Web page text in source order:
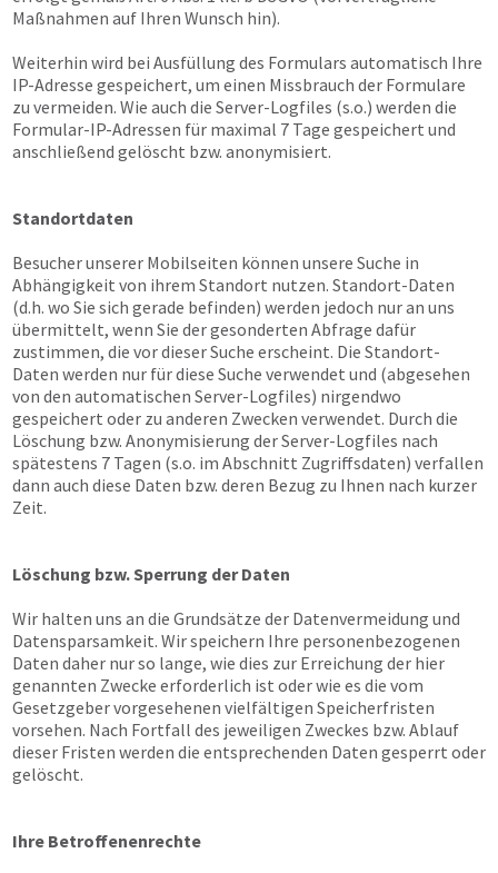
Maßnahmen auf Ihren Wunsch hin).
Weiterhin wird bei Ausfüllung des Formulars automatisch Ihre
IP-Adresse gespeichert, um einen Missbrauch der Formulare
zu vermeiden. Wie auch die Server-Logfiles (s.o.) werden die
Formular-IP-Adressen für maximal 7 Tage gespeichert und
anschließend gelöscht bzw. anonymisiert.
Standortdaten
Besucher unserer Mobilseiten können unsere Suche in
Abhängigkeit von ihrem Standort nutzen. Standort-Daten
(d.h. wo Sie sich gerade befinden) werden jedoch nur an uns
übermittelt, wenn Sie der gesonderten Abfrage dafür
zustimmen, die vor dieser Suche erscheint. Die Standort-
Daten werden nur für diese Suche verwendet und (abgesehen
von den automatischen Server-Logfiles) nirgendwo
gespeichert oder zu anderen Zwecken verwendet. Durch die
Löschung bzw. Anonymisierung der Server-Logfiles nach
spätestens 7 Tagen (s.o. im Abschnitt Zugriffsdaten) verfallen
dann auch diese Daten bzw. deren Bezug zu Ihnen nach kurzer
Zeit.
Löschung bzw. Sperrung der Daten
Wir halten uns an die Grundsätze der Datenvermeidung und
Datensparsamkeit. Wir speichern Ihre personenbezogenen
Daten daher nur so lange, wie dies zur Erreichung der hier
genannten Zwecke erforderlich ist oder wie es die vom
Gesetzgeber vorgesehenen vielfältigen Speicherfristen
vorsehen. Nach Fortfall des jeweiligen Zweckes bzw. Ablauf
dieser Fristen werden die entsprechenden Daten gesperrt oder
gelöscht.
Ihre Betroffenenrechte